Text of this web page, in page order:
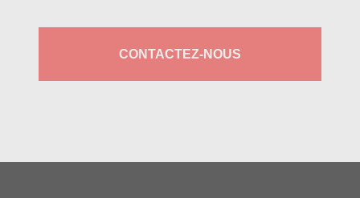
CONTACTEZ-NOUS